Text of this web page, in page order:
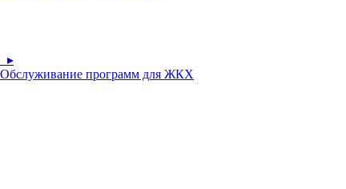
▸
Обслуживание программ для ЖКХ